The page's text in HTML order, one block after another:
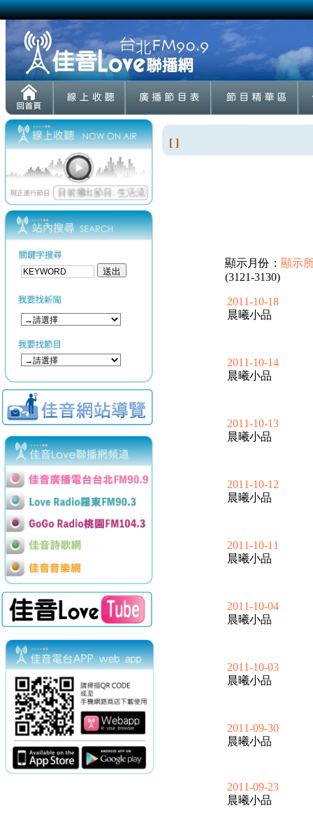
[ ]
顯示月份： 顯示
(3121-3130)
2011-10-18
晨曦小品
2011-10-14
晨曦小品
2011-10-13
晨曦小品
2011-10-12
晨曦小品
2011-10-11
晨曦小品
2011-10-04
晨曦小品
2011-10-03
晨曦小品
2011-09-30
晨曦小品
2011-09-23
晨曦小品